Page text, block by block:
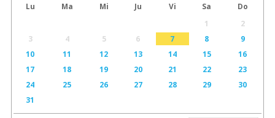
Lu Ma Mi Ju Vi Sa
Do
1
2
3
4 5 6 7 8
9
10
11 12 13 14 15
16
17
18 19 20 21 22
23
24
25 26 27 28 29
30
31